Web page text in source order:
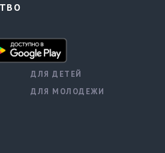
ДЛЯ ДЕТЕЙ
ДЛЯ МОЛОДЕЖИ